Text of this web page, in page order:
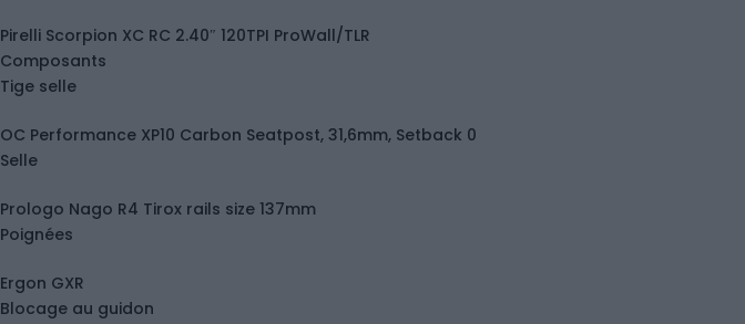
Pirelli Scorpion XC RC 2.40″ 120TPI ProWall/TLR
Composants
Tige selle
OC Performance XP10 Carbon Seatpost, 31,6mm, Setback 0
Selle
Prologo Nago R4 Tirox rails size 137mm
Poignées
Ergon GXR
Blocage au guidon